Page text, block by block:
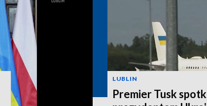
LUBLIN
Premier Tusk